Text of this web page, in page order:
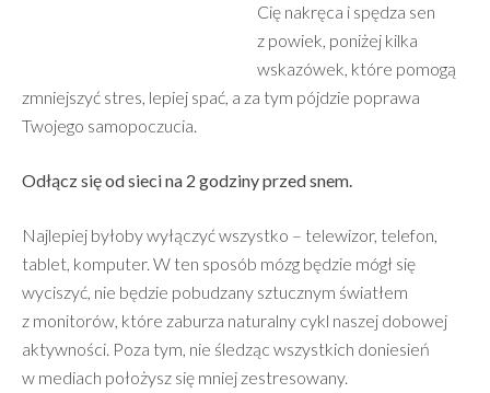
Cię nakręca i spędza sen
z powiek, poniżej kilka
wskazówek, które pomogą
zmniejszyć stres, lepiej spać, a za tym pójdzie poprawa
Twojego samopoczucia.
Odłącz się od sieci na 2 godziny przed snem.
Najlepiej byłoby wyłączyć wszystko – telewizor, telefon,
tablet, komputer. W ten sposób mózg będzie mógł się
wyciszyć, nie będzie pobudzany sztucznym światłem
z monitorów, które zaburza naturalny cykl naszej dobowej
aktywności. Poza tym, nie śledząc wszystkich doniesień
w mediach położysz się mniej zestresowany.